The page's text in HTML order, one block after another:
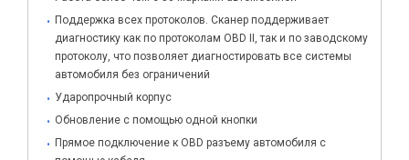
Поддержка всех протоколов. Сканер поддерживает
диагностику как по протоколам OBD II, так и по заводскому
протоколу, что позволяет диагностировать все системы
автомобиля без ограничений
Ударопрочный корпус
Обновление с помощью одной кнопки
Прямое подключение к OBD разъему автомобиля с